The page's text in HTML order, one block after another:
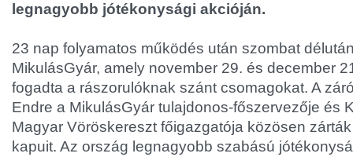
legnagyobb jótékonysági akcióján.
23 nap folyamatos működés után szombat
MikulásGyár, amely november 29. és december
fogadta a rászorulóknak szánt csomagokat. A
Endre a MikulásGyár tulajdonos-főszervezője és
Magyar Vöröskereszt főigazgatója közösen
kapuit. Az ország legnagyobb szabású